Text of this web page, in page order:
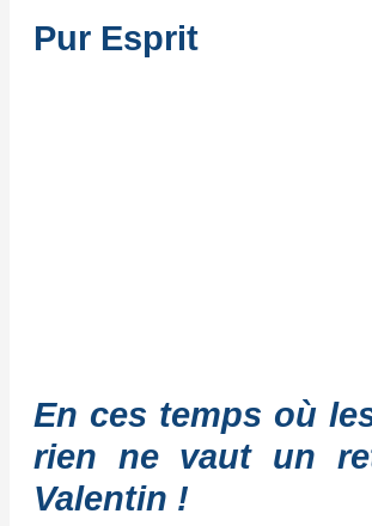
Pur Esprit
En ces temps où
rien ne vaut un
Valentin !